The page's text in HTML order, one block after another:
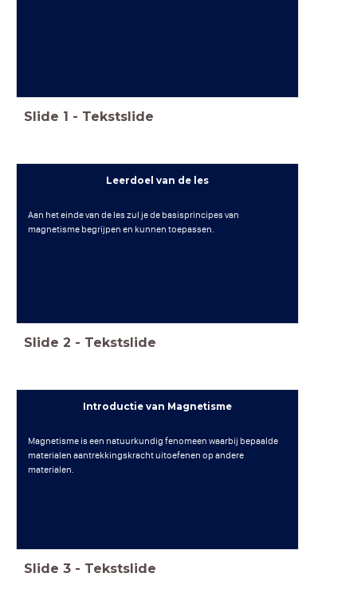
Slide 1 - Tekstslide
Leerdoel van de les
Aan het einde van de les zul je de basisprincipes van
magnetisme begrijpen en kunnen toepassen.
Slide 2 - Tekstslide
Introductie van Magnetisme
Magnetisme is een natuurkundig fenomeen waarbij bepaalde
materialen aantrekkingskracht uitoefenen op andere
materialen.
Slide 3 - Tekstslide